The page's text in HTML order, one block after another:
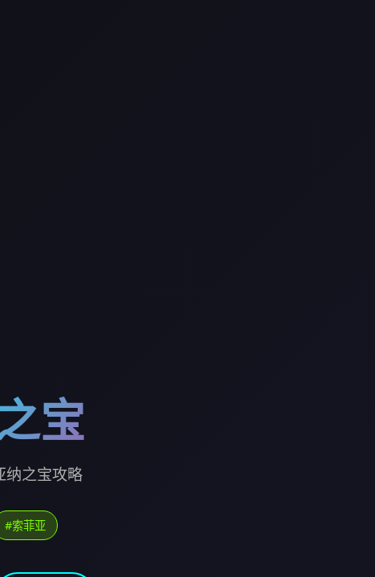
宝
纳之宝攻略
#索菲亚